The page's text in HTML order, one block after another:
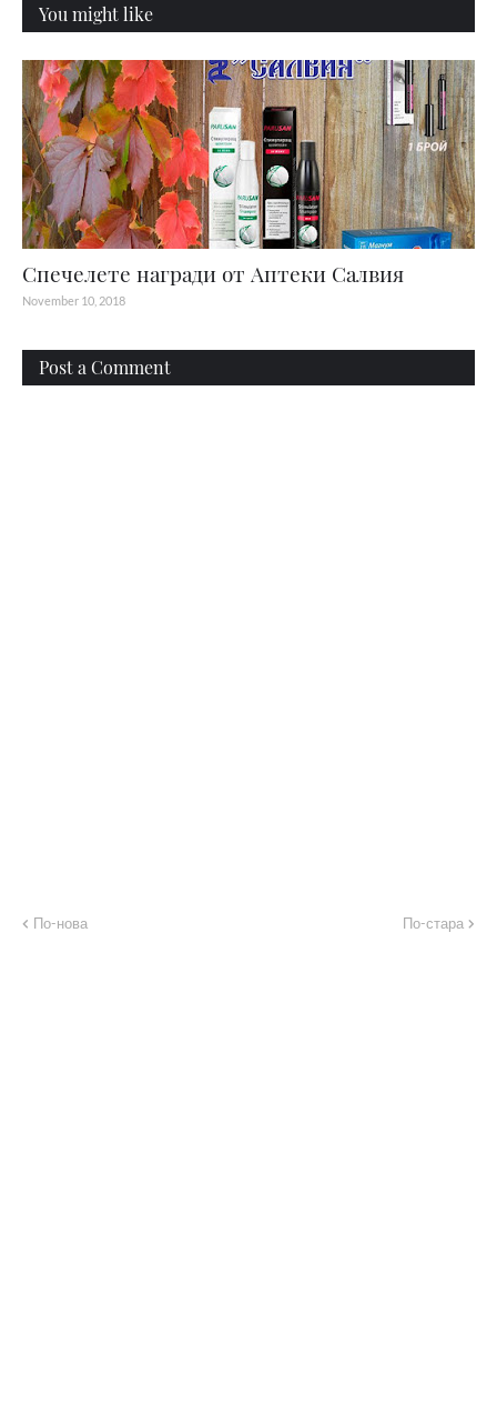
You might like
Спечелете награди от Аптеки Салвия
November 10, 2018
Post a Comment
По-нова По-стара